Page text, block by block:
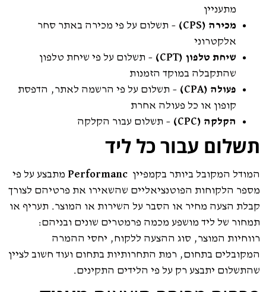
מתעניין
מכירה (CPS)
– תשלום על פי מכירה באתר סחר
אלקטרוני
שיחת טלפון (CPT)
– תשלום על פי שיחת טלפון
שהתקבלה במוקד הזמנות
פעולה (CPA)
– תשלום על פי הרשמה לאתר, הדפסת
קופון או כל פעולה אחרת
הקלקה (CPC) – תשלום עבור הקלקה
תשלום עבור כל ליד
המודל המקובל ביותר בקמפיין
מתבצע על פי
מספר הלקוחות הפוטנציאליים שהשאירו את פרטיהם לצורך
קבלת הצעה מחיר או הסבר על השירות או המוצר. תעריף או
תמחור של ליד מושפע מכמה פרמטרים שונים ובניהם:
רווחיות המוצר, סוג ההצעה ללקוח, יחסי ההמרה
המקובלים בתחום, רמת התחרותיות בתחום ועוד חשוב לציין
שהתשלום יתבצע רק על פי הלידים התקינים.